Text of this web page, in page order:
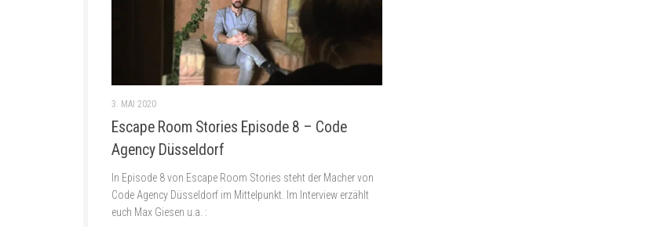
3. MAI 2020
Escape Room Stories Episode 8 – Code
Agency Düsseldorf
In Episode 8 von Escape Room Stories steht der Macher von
Code Agency Düsseldorf im Mittelpunkt. Im Interview erzählt
euch Max Giesen u.a. :